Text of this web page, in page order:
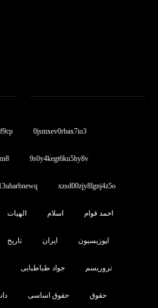
0jsmxev0rbax7io3
9s0y4kegt6ku5hy8v
xzsd00zjy8lgnj4z5o
احمد قوام اسلام الهیات
اپوزیسیون ایران تاریخ
تروریسم جواد طباطبایی
حقوق حقوق اساسی